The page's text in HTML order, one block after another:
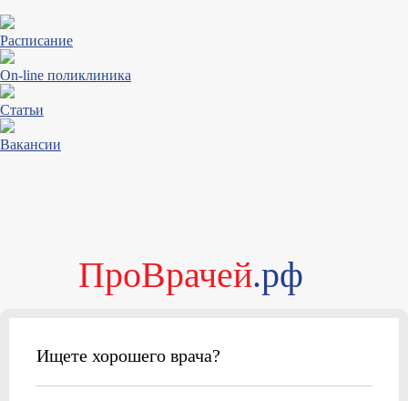
Расписание
On-line поликлиника
Статьи
Вакансии
ПроВрачей.рф
Ищете хорошего врача?